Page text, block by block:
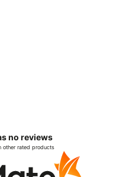
no reviews
other rated products